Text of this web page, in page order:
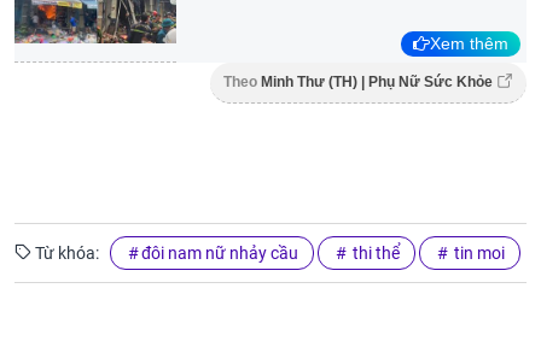
Xem thêm
Theo Minh Thư (TH) | Phụ Nữ Sức Khỏe
Từ khóa: đôi nam nữ nhảy cầu thi thể tin moi